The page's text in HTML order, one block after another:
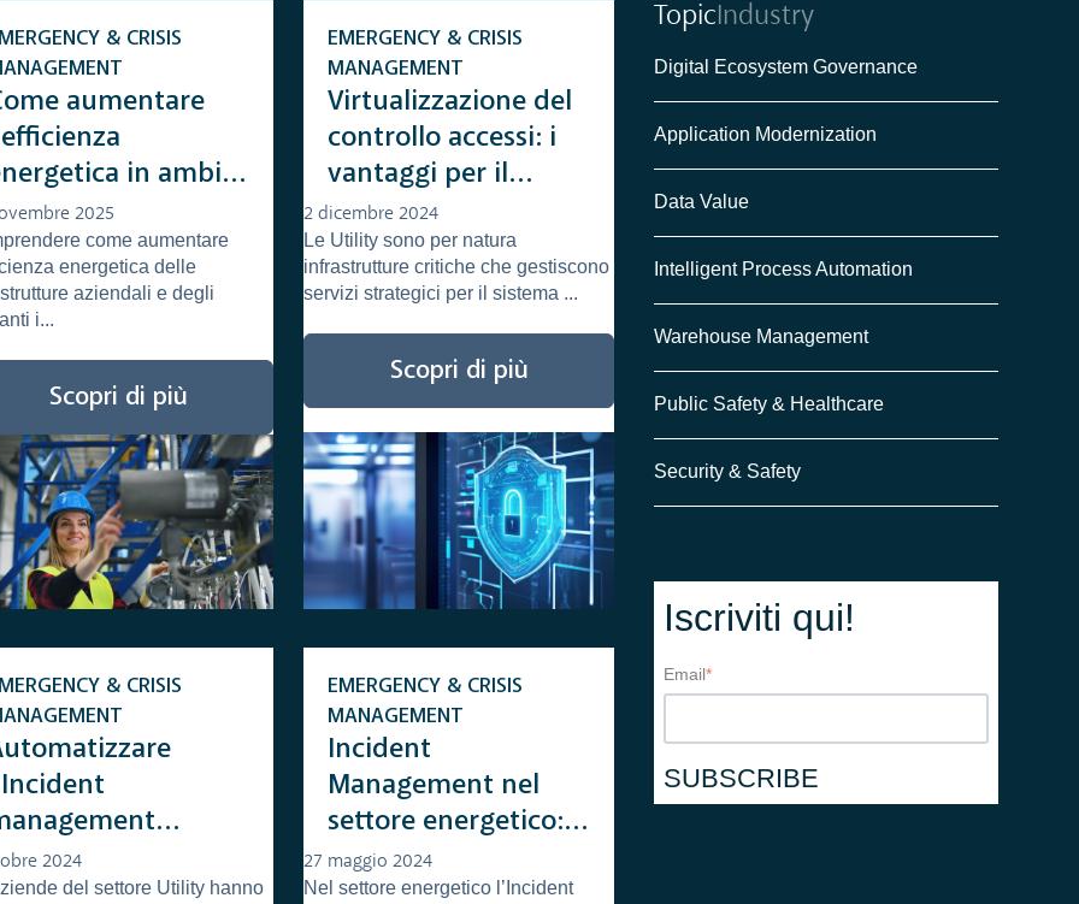
aumentare
in ambito
e processi
& CRISIS
2025
come aumentare
energetica delle
aziendali e degli
i...
Scopri di più
Virtualizzazione del
controllo accessi: i
vantaggi per il
settore Energy &
Utilities
EMERGENCY & CRISIS
MANAGEMENT
2 dicembre 2024
Le Utility sono per natura
infrastrutture critiche che gestiscono
servizi strategici per il sistema ...
Scopri di più
perché
alle Utility
& CRISIS
2024
del settore Utility hanno
Incident
Management nel
settore energetico:
come ottimizzare la
risposta agli eventi
EMERGENCY & CRISIS
MANAGEMENT
27 maggio 2024
Nel settore energetico l’Incident
TopicIndustry
Digital Ecosystem Governance
Application Modernization
Data Value
Intelligent Process Automation
Warehouse Management
Public Safety & Healthcare
Security & Safety
Iscriviti qui!
Email*